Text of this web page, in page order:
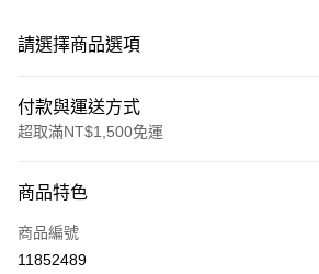
請選擇商品選項
付款與運送方式
超取滿NT$1,500免運
信用卡一次付款
信用卡分期付款
商品特色
商品編號
11852489